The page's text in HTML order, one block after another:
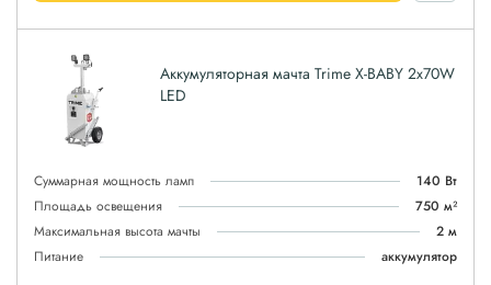
Аккумуляторная мачта Trime X-BABY 2x70W
LED
Суммарная мощность ламп
140 Вт
Площадь освещения
750 м²
Максимальная высота мачты
2 м
Питание
аккумулятор